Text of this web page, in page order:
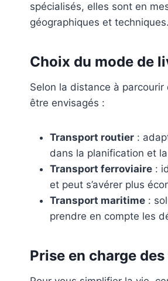
spécialisés, elles sont en
géographiques et techniques.
Choix du mode de
Selon la distance à
être envisagés :
Transport routier :
dans la planification et
Transport ferroviaire :
et peut s’avérer plus
Transport maritime :
prendre en compte les
Prise en charge